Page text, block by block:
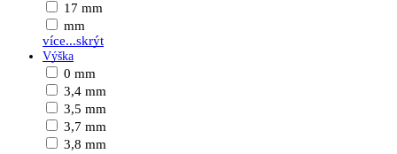
17 mm
mm
více...skrýt
Výška
0 mm
3,4 mm
3,5 mm
3,7 mm
3,8 mm